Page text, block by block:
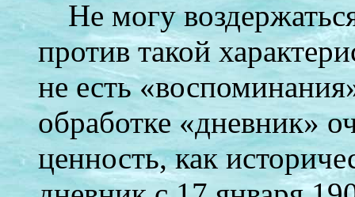
Не могу
против такой
не есть
обработке «дневник»
ценность, как